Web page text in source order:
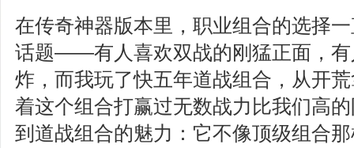
在传奇神器版本里，职业组合的选择
话题——有人喜欢双战的刚猛正面，有
炸，而我玩了快五年道战组合，从开
着这个组合打赢过无数战力比我们高
到道战组合的魅力：它不像顶级组合